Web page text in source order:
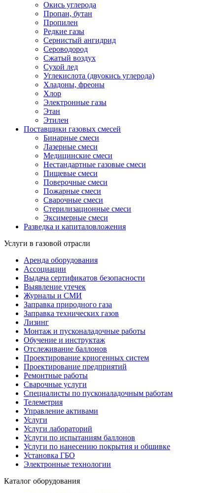
Окись углерода
Пропан, бутан
Пропилен
Редкие газы
Сернистый ангидрид
Сероводород
Сжатый воздух
Сухой лед
Углекислота (двуокись углерода)
Хладоны, фреоны
Хлор
Электронные газы
Этан
Этилен
Поставщики газовых смесей
Бинарные смеси
Лазерные смеси
Медицинские смеси
Нестандартные газовые смеси
Пищевые смеси
Поверочные смеси
Пожарные смеси
Сварочные смеси
Стерилизационные смеси
Эксимерные смеси
Разведка и капиталовложения
Услуги в газовой отрасли
Аренда оборудования
Ассоциации
Выдача сертификатов безопасности
Выявление утечек
Журналы и СМИ
Заправка природного газа
Заправка технических газов
Лизинг
Монтаж и пусконаладочные работы
Обучение и инструктаж
Отслеживание баллонов
Проектирование криогенных систем
Проектирование предприятий
Ремонтные работы
Сварочные услуги
Специалисты по пусконаладочным работам
Телеметрия
Управление активами
Услуги
Услуги лабораторий
Услуги по испытаниям баллонов
Услуги по нанесению покрытия и обшивке
Установка ГБО
Электронные технологии
Каталог оборудования